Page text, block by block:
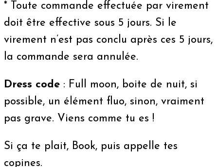
* Toute commande effectuée par virement
doit être effective sous 5 jours. Si le
virement n’est pas conclu après ces 5 jours,
la commande sera annulée.
Dress code : Full moon, boite de nuit, si
possible, un élément fluo, sinon, vraiment
pas grave. Viens comme tu es !
Si ça te plait, Book, puis appelle tes
copines.